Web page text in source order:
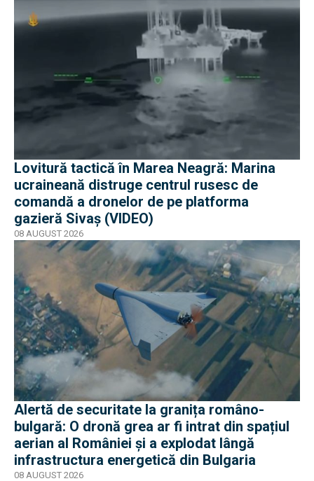
Lovitură tactică în Marea Neagră: Marina
ucraineană distruge centrul rusesc de
comandă a dronelor de pe platforma
gazieră Sivaș (VIDEO)
08 AUGUST 2026
Alertă de securitate la granița româno-
bulgară: O dronă grea ar fi intrat din spațiul
aerian al României și a explodat lângă
infrastructura energetică din Bulgaria
08 AUGUST 2026